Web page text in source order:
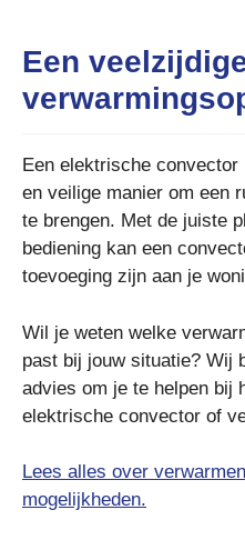
Een
Een elektrische
en veilige manier om een
te brengen. Met de juiste
bediening kan een
toevoeging zijn aan je
Wil je weten welke
past bij jouw situatie? Wij
advies om je te helpen bij
elektrische convector of
Lees alles over
mogelijkheden.